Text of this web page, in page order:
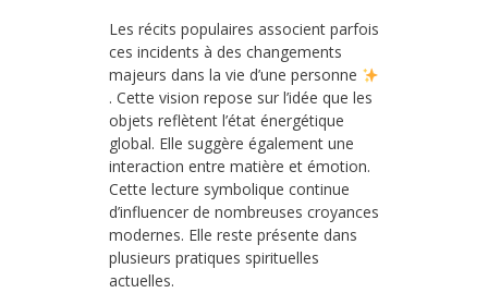
Les récits populaires associent parfois
ces incidents à des changements
majeurs dans la vie d’une personne
. Cette vision repose sur l’idée que les
objets reflètent l’état énergétique
global. Elle suggère également une
interaction entre matière et émotion.
Cette lecture symbolique continue
d’influencer de nombreuses croyances
modernes. Elle reste présente dans
plusieurs pratiques spirituelles
actuelles.